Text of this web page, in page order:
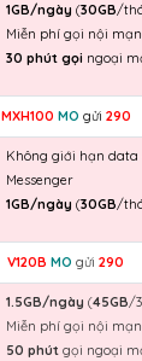
1GB/ngày (30GB/
Miễn phí gọi nội
30 phút gọi ngoại
MXH100 MO gửi 290
Không giới hạn data
Messenger
1GB/ngày (30GB/
V120B MO gửi 290
1.5GB/ngày (45GB/
Miễn phí gọi nội
50 phút gọi ngoại